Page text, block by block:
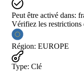
Peut être activé dans:
Vérifiez les restrictions
Région: EUROPE
Type: Clé